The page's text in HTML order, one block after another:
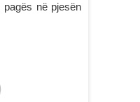
pagës në pjesën